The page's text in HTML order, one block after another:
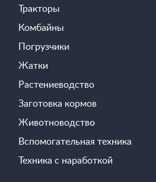
Тракторы
Комбайны
Погрузчики
Жатки
Растениеводство
Заготовка кормов
Животноводство
Вспомогательная техника
Техника с наработкой